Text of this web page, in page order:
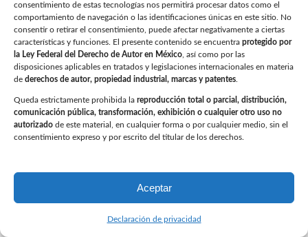
consentimiento de estas tecnologías nos permitirá procesar datos como el
comportamiento de navegación o las identificaciones únicas en este sitio. No
consentir o retirar el consentimiento, puede afectar negativamente a ciertas
características y funciones. El presente contenido se encuentra protegido por
la Ley Federal del Derecho de Autor en México , así como por las
disposiciones aplicables en tratados y legislaciones internacionales en materia
de derechos de autor, propiedad industrial, marcas y patentes
Queda estrictamente prohibida la reproducción total o parcial, distribución,
comunicación pública, transformación, exhibición o cualquier otro uso no
autorizado de este material, en cualquier forma o por cualquier medio, sin el
consentimiento expreso y por escrito del titular de los derechos.
Aceptar
Declaración de privacidad
virtual de MADVI en nuestras aulas, nuestros
alumnos han demostrado un mejor
detalladas les permite practicar y aprender
de manera más interactiva y precisa. Es una
inversión que vale la pena.
Bienvenido